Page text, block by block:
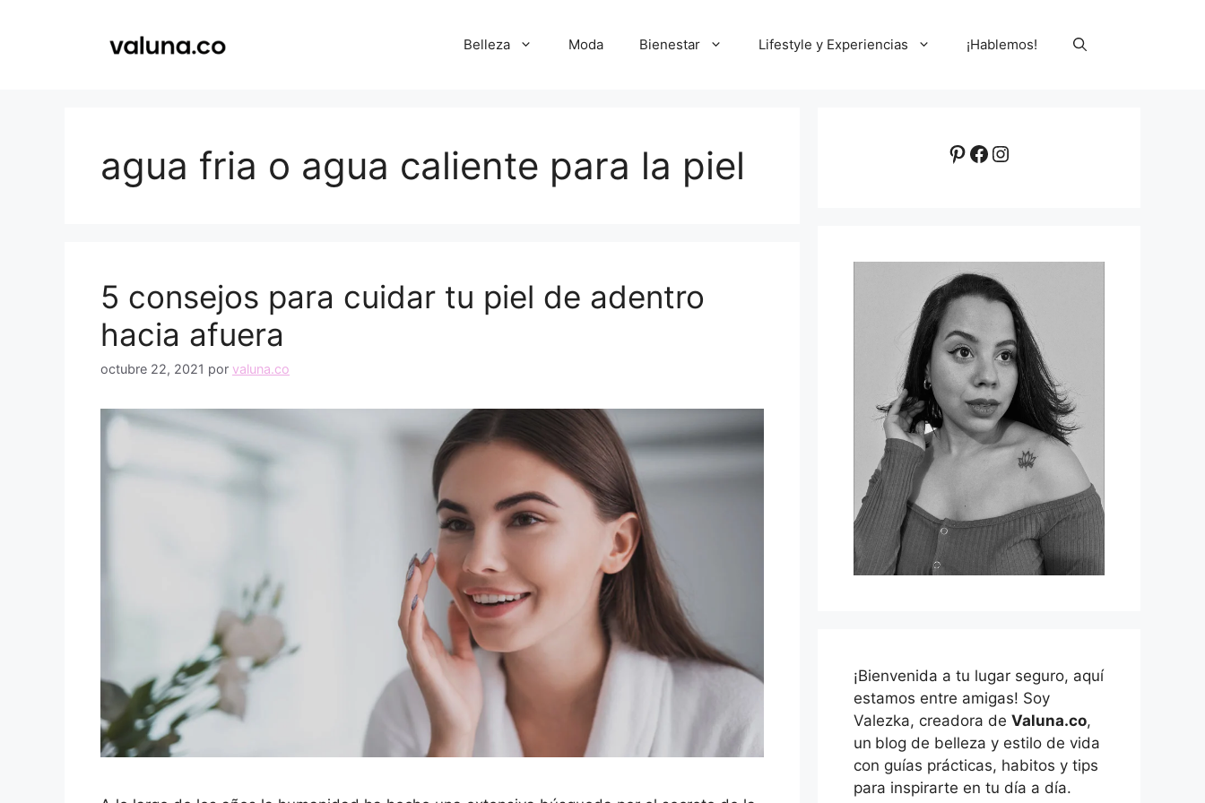
Belleza Moda Bienestar Lifestyle y Experiencias ¡Hablemos!
agua fria o agua caliente para la piel
5 consejos para cuidar tu piel de adentro
hacia afuera
octubre 22, 2021 por valuna.co
Pinterest
Facebook
Instagram
¡Bienvenida a tu lugar seguro, aquí
estamos entre amigas! Soy
Valezka, creadora de Valuna.co,
un blog de belleza y estilo de vida
con guías prácticas, habitos y tips
para inspirarte en tu día a día.